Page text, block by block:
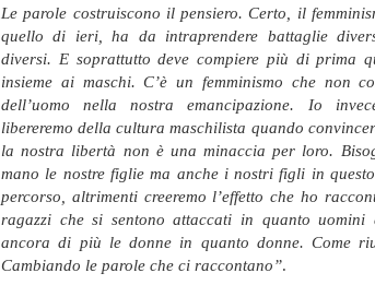
Le parole costruiscono il pensiero. Certo, il
quello di ieri, ha da intraprendere battaglie
diversi. E soprattutto deve compiere più di prima
insieme ai maschi. C’è un femminismo che non
dell’uomo nella nostra emancipazione. Io
libereremo della cultura maschilista quando
la nostra libertà non è una minaccia per loro.
mano le nostre figlie ma anche i nostri figli in
percorso, altrimenti creeremo l’effetto che ho
ragazzi che si sentono attaccati in quanto uomini
ancora di più le donne in quanto donne. Come
Cambiando le parole che ci raccontano”.